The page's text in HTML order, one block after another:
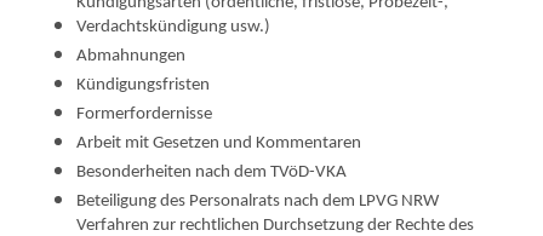
Verdachtskündigung usw.)
Abmahnungen
Kündigungsfristen
Formerfordernisse
Arbeit mit Gesetzen und Kommentaren
Besonderheiten nach dem TVöD-VKA
Beteiligung des Personalrats nach dem LPVG NRW
Verfahren zur rechtlichen Durchsetzung der Rechte des